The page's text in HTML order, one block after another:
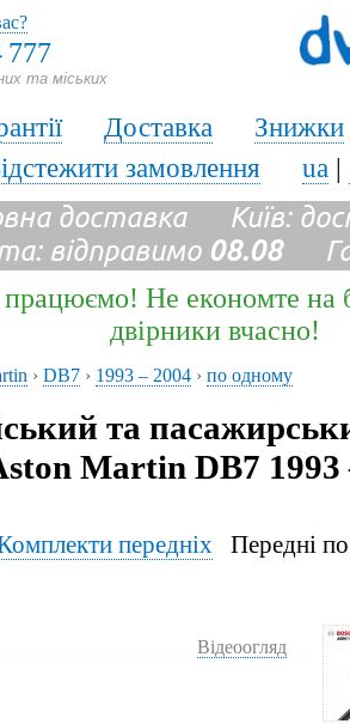
та міських
Доставка
Знижки
замовлення ua |
доставка Київ:
відправимо 08.08
Не економте на
двірники вчасно!
› DB7 › 1993 – 2004 › по одному
та
Martin DB7 1993
передніхПередні
Відеоогляд